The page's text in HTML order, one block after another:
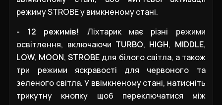
режиму STROBE у вимкненому стані.
- 12 режимів! Ліхтарик має різні режими
освітлення, включаючи TURBO, HIGH, MIDDLE,
LOW, MOON,STROBE для білого світла, а також
три режими яскравості для червоного та
зеленого світла. У ввімкненому стані, натисніть
трикутну кнопку щоб переключатися між